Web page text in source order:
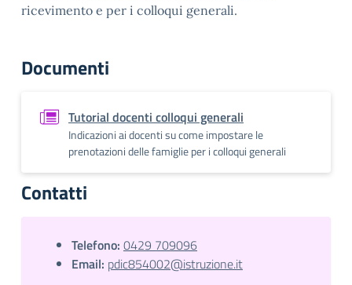
ricevimento e per i colloqui generali.
Documenti
Tutorial docenti colloqui generali
Indicazioni ai docenti su come impostare le
prenotazioni delle famiglie per i colloqui generali
Contatti
Telefono: 0429 709096
Email: pdic854002@istruzione.it